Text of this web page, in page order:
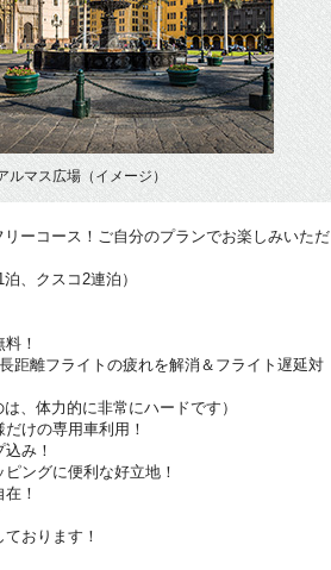
ルマス広場（イメージ）
ーコース！ご自分のプランでお楽しみいただ
、クスコ2連泊）
！
距離フライトの疲れを解消＆フライト遅延対
、体力的に非常にハードです）
けの専用車利用！
み！
ングに便利な好立地！
！
おります！